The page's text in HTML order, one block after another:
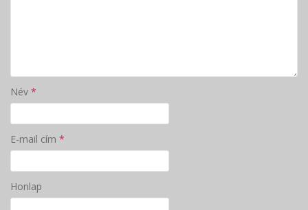
Név *
E-mail cím *
Honlap